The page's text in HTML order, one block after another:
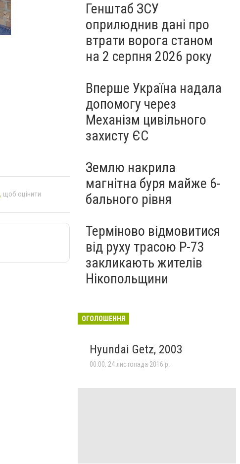
, щоб оцінити
Генштаб ЗСУ
оприлюднив дані про
втрати ворога станом
на 2 серпня 2026 року
Вперше Україна надала
допомогу через
Механізм цивільного
захисту ЄС
Землю накрила
магнітна буря майже 6-
бального рівня
Терміново відмовитися
від руху трасою Р-73
закликають жителів
Нікопольщини
ОГОЛОШЕННЯ
Hyundai Getz, 2003
00:00, 24 листопада 2016 р.